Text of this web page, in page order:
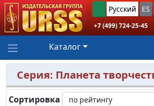
Русский ES
+7 (499) 724-25-45
Каталог
Серия: Планета
Сортировка